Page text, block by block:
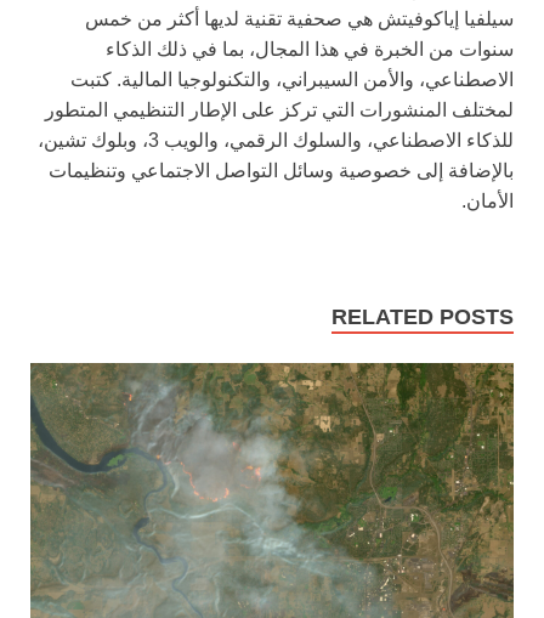
سيلفيا إياكوفيتش هي صحفية تقنية لديها أكثر من خمس
سنوات من الخبرة في هذا المجال، بما في ذلك الذكاء
الاصطناعي، والأمن السيبراني، والتكنولوجيا المالية. كتبت
لمختلف المنشورات التي تركز على الإطار التنظيمي المتطور
للذكاء الاصطناعي، والسلوك الرقمي، والويب 3، وبلوك تشين،
بالإضافة إلى خصوصية وسائل التواصل الاجتماعي وتنظيمات
الأمان.
RELATED POSTS